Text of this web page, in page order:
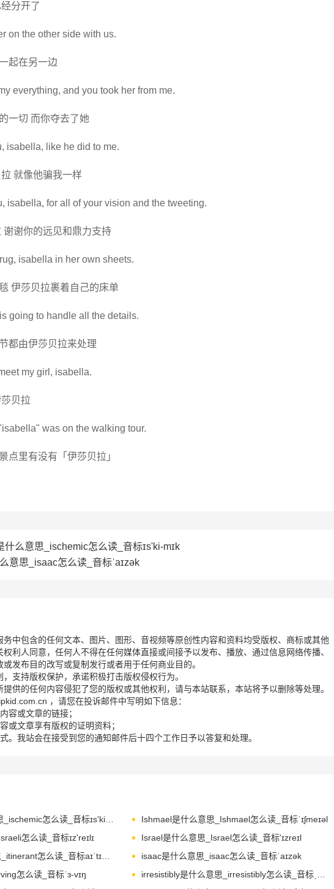
分开了
on the other side with us.
起在另一边
everything, and you took her from me.
一切 而你夺去了她
isabella, like he did to me.
就像他骗我一样
isabella, for all of your vision and the tweeting.
谢谢你的远见和鼎力支持
isabella in her own sheets.
伊莎贝拉裹着自己的床单
going to handle all the details.
都由伊莎贝拉来处理
my girl, isabella.
贝拉
was on the walking tour.
点里有没有「伊莎贝拉」
什么意思_ischemic怎么读_音标ɪs'ki-mɪk
意思_isaac怎么读_音标ˈaɪzək
务中包含的任何文本、图片、图形、音视频等原创性内容和资料均受版权、商标或其他
利人同意，任何人不得在任何媒体直接或间接予以发布、播放、通过信息网络传播、
发布目的改写或复制发行或者用于任何商业目的。
，支持版权保护，承诺积极打击版权侵权行为。
供的任何内容侵犯了您的版权或其他权利，请与本站联系，本站将予以删除等处理。
，请您在投诉邮件中写明如下信息：
容或文章的链接；
或文章享有版权的证明资料；
。我站会在接受到您的通知邮件后十四个工作日予以答复和处理。
ischemic是什么意思_ischemic怎么读_音标ɪs'ki-mɪk
Ishmael是什么意思_Ishmael怎么读_音标ˈɪʃmeɪəl
怎么读_音标ɪz'reɪlɪ
Israel是什么意思_Israel怎么读_音标'ɪzreɪl
itinerant是什么意思_itinerant怎么读_音标aɪˈtɪnərənt
isaac是什么意思_isaac怎么读_音标ˈaɪzək
怎么读_音标ˈɜ-vɪŋ